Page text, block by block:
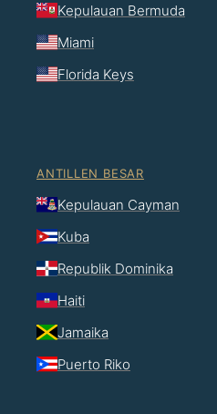
Kepulauan Bermuda
Miami
Florida Keys
ANTILLEN BESAR
Kepulauan Cayman
Kuba
Republik Dominika
Haiti
Jamaika
Puerto Riko